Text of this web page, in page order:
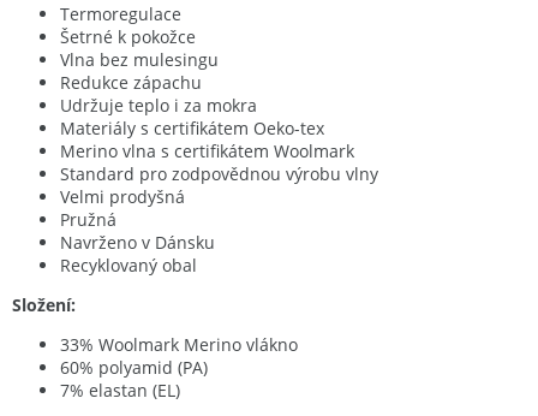
Termoregulace
Šetrné k pokožce
Vlna bez mulesingu
Redukce zápachu
Udržuje teplo i za mokra
Materiály s certifikátem Oeko-tex
Merino vlna s certifikátem Woolmark
Standard pro zodpovědnou výrobu vlny
Velmi prodyšná
Pružná
Navrženo v Dánsku
Recyklovaný obal
Složení:
33% Woolmark Merino vlákno
60% polyamid (PA)
7% elastan (EL)